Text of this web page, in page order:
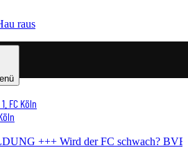
raus
FC Köln
der FC schwach?BVB bereitet All-in-